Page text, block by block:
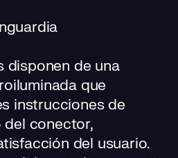
disponen de una
que
instrucciones de
del conector,
del usuario.